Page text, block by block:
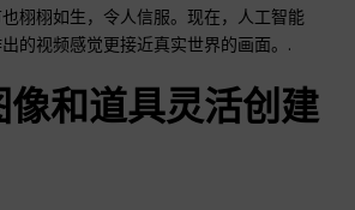
栩栩如生，令人信服。现在，人工智能
的视频感觉更接近真实世界的画面。.
像和道具灵活创建